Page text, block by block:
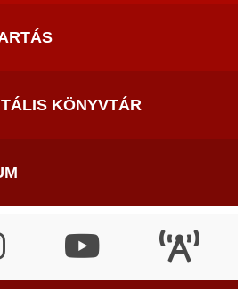
KÖNYVTÁR